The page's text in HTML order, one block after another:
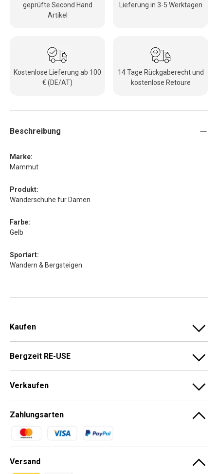
geprüfte Second Hand
Artikel
Lieferung in 3-5 Werktagen
Kostenlose Lieferung ab 100
€ (DE/AT)
14 Tage Rückgaberecht und
kostenlose Retoure
Beschreibung
Marke:
Mammut
Produkt:
Wanderschuhe für Damen
Farbe:
Gelb
Sportart:
Wandern & Bergsteigen
Kaufen
Bergzeit RE-USE
Verkaufen
Zahlungsarten
Zahlungsmethoden
Versand